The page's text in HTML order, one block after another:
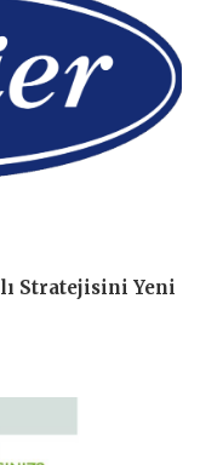
Stratejisini Yeni